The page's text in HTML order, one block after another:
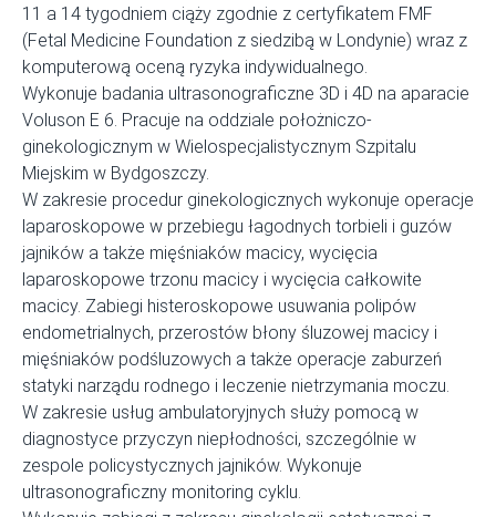
11 a 14 tygodniem ciąży zgodnie z certyfikatem FMF
(Fetal Medicine Foundation z siedzibą w Londynie) wraz z
komputerową oceną ryzyka indywidualnego.
Wykonuje badania ultrasonograficzne 3D i 4D na aparacie
Voluson E 6. Pracuje na oddziale położniczo-
ginekologicznym w Wielospecjalistycznym Szpitalu
Miejskim w Bydgoszczy.
W zakresie procedur ginekologicznych wykonuje operacje
laparoskopowe w przebiegu łagodnych torbieli i guzów
jajników a także mięśniaków macicy, wycięcia
laparoskopowe trzonu macicy i wycięcia całkowite
macicy. Zabiegi histeroskopowe usuwania polipów
endometrialnych, przerostów błony śluzowej macicy i
mięśniaków podśluzowych a także operacje zaburzeń
statyki narządu rodnego i leczenie nietrzymania moczu.
W zakresie usług ambulatoryjnych służy pomocą w
diagnostyce przyczyn niepłodności, szczególnie w
zespole policystycznych jajników. Wykonuje
ultrasonograficzny monitoring cyklu.